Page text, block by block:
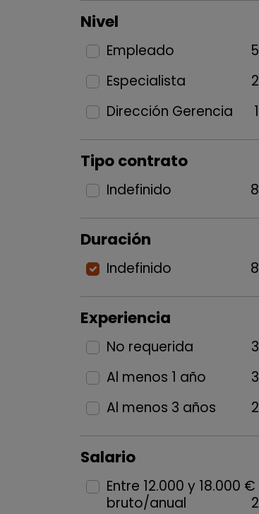
Nivel
Empleado
5
Especialista
2
Dirección Gerencia
1
Tipo contrato
Indefinido 8
Duración
Indefinido 8
Experiencia
No requerida
3
Al menos 1 año
3
Al menos 3 años
2
Salario
Entre 12.000 y 18.000 €
bruto/anual
2